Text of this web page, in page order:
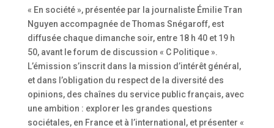
« En société », présentée par la journaliste Émilie Tran
Nguyen accompagnée de Thomas Snégaroff, est
diffusée chaque dimanche soir, entre 18 h 40 et 19 h
50, avant le forum de discussion « C Politique ».
L’émission s’inscrit dans la mission d’intérêt général,
et dans l’obligation du respect de la diversité des
opinions, des chaînes du service public français, avec
une ambition : explorer les grandes questions
sociétales, en France et à l’international, et présenter «